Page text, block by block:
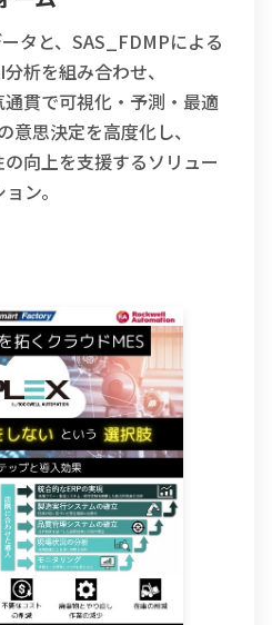
タと、SAS_FDMPによる
析を組み合わせ、
貫で可視化・予測・最適
意思決定を高度化し、
向上を支援するソリュー
ン。